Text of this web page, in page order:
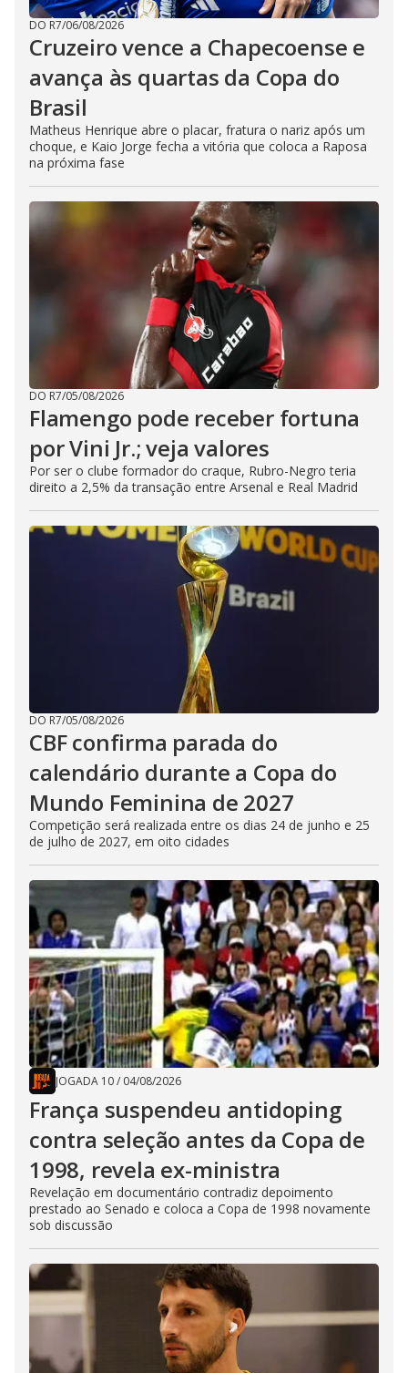
DO R7/06/08/2026
Cruzeiro vence a Chapecoense e
avança às quartas da Copa do
Brasil
Matheus Henrique abre o placar, fratura o nariz após um
choque, e Kaio Jorge fecha a vitória que coloca a Raposa
na próxima fase
DO R7/05/08/2026
Flamengo pode receber fortuna
por Vini Jr.; veja valores
Por ser o clube formador do craque, Rubro-Negro teria
direito a 2,5% da transação entre Arsenal e Real Madrid
DO R7/05/08/2026
CBF confirma parada do
calendário durante a Copa do
Mundo Feminina de 2027
Competição será realizada entre os dias 24 de junho e 25
de julho de 2027, em oito cidades
JOGADA 10/ 04/08/2026
França suspendeu antidoping
contra seleção antes da Copa de
1998, revela ex-ministra
Revelação em documentário contradiz depoimento
prestado ao Senado e coloca a Copa de 1998 novamente
sob discussão